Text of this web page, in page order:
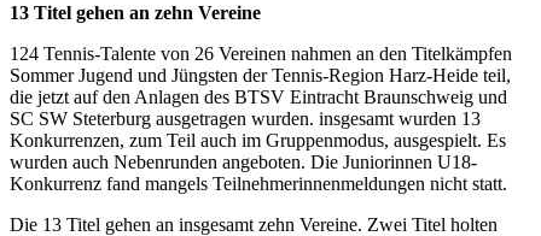
13 Titel gehen an zehn Vereine
124 Tennis-Talente von 26 Vereinen nahmen an den Titelkämpfen
Sommer Jugend und Jüngsten der Tennis-Region Harz-Heide teil,
die jetzt auf den Anlagen des BTSV Eintracht Braunschweig und
SC SW Steterburg ausgetragen wurden. insgesamt wurden 13
Konkurrenzen, zum Teil auch im Gruppenmodus, ausgespielt. Es
wurden auch Nebenrunden angeboten. Die Juniorinnen U18-
Konkurrenz fand mangels Teilnehmerinnenmeldungen nicht statt.
Die 13 Titel gehen an insgesamt zehn Vereine. Zwei Titel holten